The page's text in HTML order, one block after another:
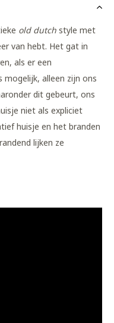
old dutch style met
van hebt. Het gat in
als er een
alleen zijn ons
dit gebeurt, ons
niet als expliciet
huisje en het branden
lijken ze